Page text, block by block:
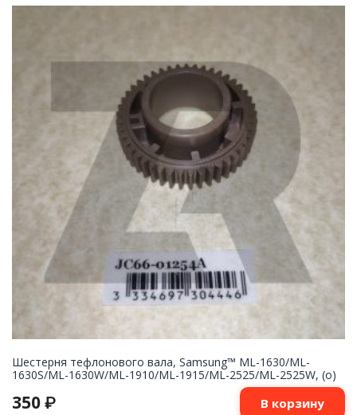
Шестерня тефлонового вала, Samsung™ ML-1630/ML-
1630S/ML-1630W/ML-1910/ML-1915/ML-2525/ML-2525W, (о)
350 ₽ В корзину